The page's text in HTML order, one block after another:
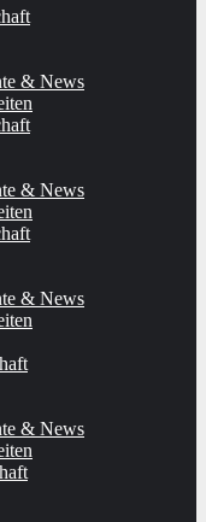
& News
& News
& News
& News